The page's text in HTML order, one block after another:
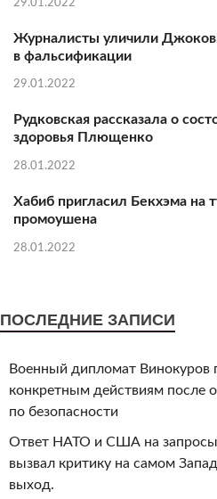
29.01.2022
Журналисты уличили
в фальсификации
29.01.2022
Рудковская рассказала о
здоровья Плющенко
28.01.2022
Хабиб пригласил Бекхэма на
промоушена
28.01.2022
ПОСЛЕДНИЕ ЗАПИСИ
Военный дипломат Винокуров
конкретным действиям после
по безопасности
Ответ НАТО и США на запросы
вызвал критику на самом
выход.